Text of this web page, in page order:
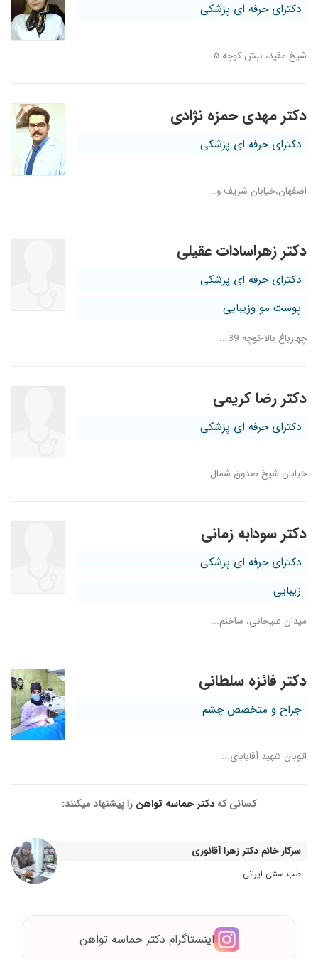
دکترای حرفه ای پزشکی
شیخ مفید، نبش کوچه ۵...
دکتر مهدی حمزه نژادی
دکترای حرفه ای پزشکی
اصفهان،خیابان شریف و...
دکتر زهراسادات عقیلی
دکترای حرفه ای پزشکی
پوست مو وزیبایی
چهارباغ بالا-کوچه 39...
دکتر رضا کریمی
دکترای حرفه ای پزشکی
خیابان شیخ صدوق شمال...
دکتر سودابه زمانی
دکترای حرفه ای پزشکی
زیبایی
میدان علیخانی، ساختم...
دکتر فائزه سلطانی
جراح و متخصص چشم
اتوبان شهید آقابابای...
کسانی که دکتر حماسه تواهن را پیشنهاد میکنند:
سرکار خانم دکتر زهرا آقانوری
طب سنتی ایرانی
اینستاگرام دکتر حماسه تواهن